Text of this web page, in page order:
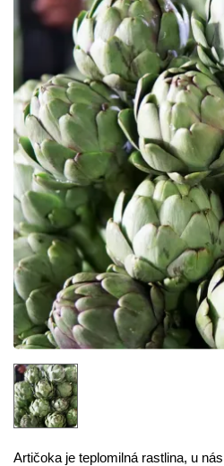
Artičoka je teplomilná rastlina, u